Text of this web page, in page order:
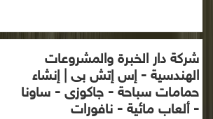
شركة دار الخبرة والمشروعات
الهندسية - إس إتش بى | إنشاء
حمامات سباحة - جاكوزى - ساونا
- ألعاب مائية - نافورات